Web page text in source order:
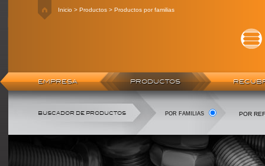
Inicio > Productos > Productos por familias
EMPRESA PRODUCTOS
BUSCADOR DE PRODUCTOS POR FAMILIAS POR